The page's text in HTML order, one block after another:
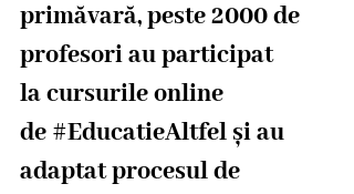
primăvară, peste 2000 de
profesori au participat
la cursurile online
de #EducatieAltfel și au
adaptat procesul de